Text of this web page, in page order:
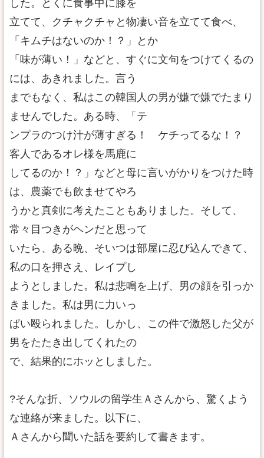
した。とくに食事中に膝を
立てて、クチャクチャと物凄い音を立てて食べ、
「キムチはないのか！？」とか
「味が薄い！」などと、すぐに文句をつけてくるの
には、あきれました。言う
までもなく、私はこの韓国人の男が嫌で嫌でたまり
ませんでした。ある時、「テ
ンプラのつけ汁が薄すぎる！ ケチってるな！？
客人であるオレ様を馬鹿に
してるのか！？」などと母に言いがかりをつけた時
は、農薬でも飲ませてやろ
うかと真剣に考えたこともありました。そして、
常々目つきがヘンだと思って
いたら、ある晩、そいつは部屋に忍び込んできて、
私の口を押さえ、レイプし
ようとしました。私は悲鳴を上げ、男の顔を引っか
きました。私は男に力いっ
ぱい殴られました。しかし、この件で激怒した父が
男をたたき出してくれたの
で、結果的にホッとしました。
?そんな折、ソウルの留学生Ａさんから、驚くよう
な連絡が来ました。以下に、
Ａさんから聞いた話を要約して書きます。